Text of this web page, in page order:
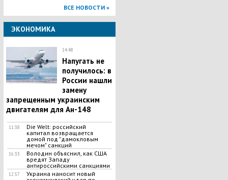
ВСЕ НОВОСТИ »
ЭКОНОМИКА
14:48
Напугать не
получилось: в
России нашли
замену
запрещенным украинским
двигателям для Ан-148
11:38
Die Welt: российский
капитал возвращается
домой под "дамокловым
мечом" санкций
16:33
Володин объяснил, как США
вредят Западу
антироссийскими санкциями
12:57
Украина наносит новый